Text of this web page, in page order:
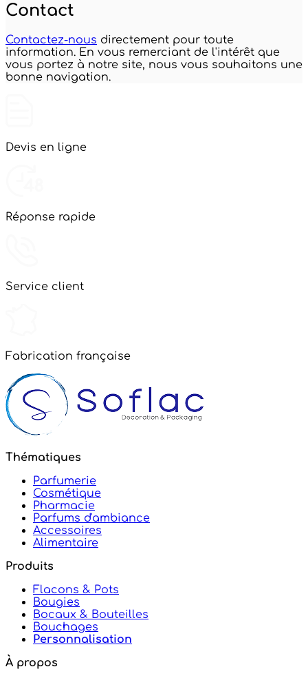
Contact
Contactez-nous directement pour toute
information. En vous remerciant de l'intérêt que
vous portez à notre site, nous vous souhaitons une
bonne navigation.
Devis en ligne
Réponse rapide
Service client
Fabrication française
Thématiques
Parfumerie
Cosmétique
Pharmacie
Parfums d'ambiance
Accessoires
Alimentaire
Produits
Flacons & Pots
Bougies
Bocaux & Bouteilles
Bouchages
Personnalisation
À propos